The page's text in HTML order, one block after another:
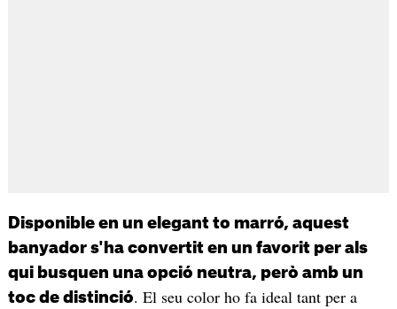
Disponible en un elegant to marró, aquest
banyador s'ha convertit en un favorit per als
qui busquen una opció neutra, però amb un
toc de distinció. El seu color ho fa ideal tant per a